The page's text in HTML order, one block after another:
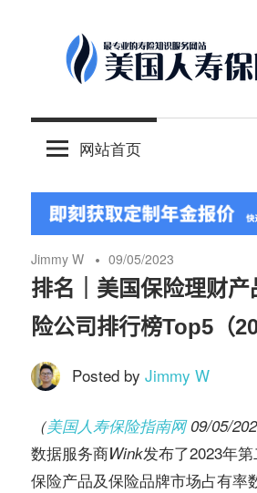
content
美
人
寿
保
险
指
最
国
保
险
理
财
服
社
区
网站首页
Jimmy W 09/05/2023
排名｜美国保险理财产
险公司排行榜Top5（
Posted by Jimmy W
（美国人寿保险指南网09/05/
数据服务商Wink发布了2023年
保险产品及保险品牌市场占有率